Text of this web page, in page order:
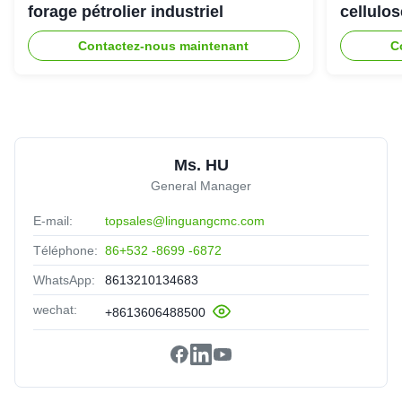
forage pétrolier industriel
Contactez-nous maintenant
Ms. HU
General Manager
E-mail: topsales@linguangcmc.com
Téléphone: 86+532 -8699 -6872
WhatsApp: 8613210134683
wechat: +8613606488500